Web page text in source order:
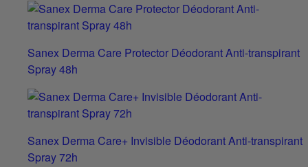
Sanex Derma Care Protector Déodorant Anti-transpirant
Spray 48h
Sanex Derma Care+ Invisible Déodorant Anti-transpirant
Spray 72h